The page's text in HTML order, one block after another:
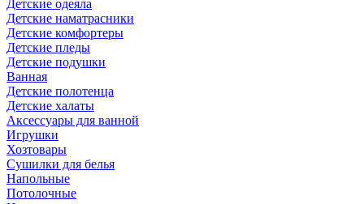
Детские одеяла
Детские наматрасники
Детские комфортеры
Детские пледы
Детские подушки
Ванная
Детские полотенца
Детские халаты
Аксессуары для ванной
Игрушки
Хозтовары
Сушилки для белья
Напольные
Потолочные